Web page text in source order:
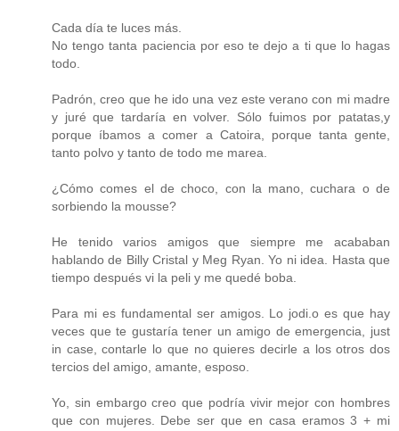
Cada día te luces más.
No tengo tanta paciencia por eso te dejo a ti que lo hagas
todo.
Padrón, creo que he ido una vez este verano con mi madre
y juré que tardaría en volver. Sólo fuimos por patatas,y
porque íbamos a comer a Catoira, porque tanta gente,
tanto polvo y tanto de todo me marea.
¿Cómo comes el de choco, con la mano, cuchara o de
sorbiendo la mousse?
He tenido varios amigos que siempre me acababan
hablando de Billy Cristal y Meg Ryan. Yo ni idea. Hasta que
tiempo después vi la peli y me quedé boba.
Para mi es fundamental ser amigos. Lo jodi.o es que hay
veces que te gustaría tener un amigo de emergencia, just
in case, contarle lo que no quieres decirle a los otros dos
tercios del amigo, amante, esposo.
Yo, sin embargo creo que podría vivir mejor con hombres
que con mujeres. Debe ser que en casa eramos 3 + mi